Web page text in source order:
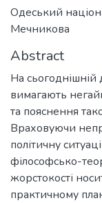
Одеський
Мечникова
Abstract
На
вимагають
та пояснення
Враховуючи
політичну
філософсько-
жорстокості
практичному